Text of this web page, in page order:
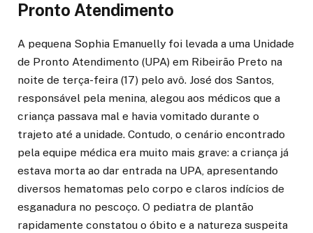
Pronto Atendimento
A pequena Sophia Emanuelly foi levada a uma Unidade
de Pronto Atendimento (UPA) em Ribeirão Preto na
noite de terça-feira (17) pelo avô. José dos Santos,
responsável pela menina, alegou aos médicos que a
criança passava mal e havia vomitado durante o
trajeto até a unidade. Contudo, o cenário encontrado
pela equipe médica era muito mais grave: a criança já
estava morta ao dar entrada na UPA, apresentando
diversos hematomas pelo corpo e claros indícios de
esganadura no pescoço. O pediatra de plantão
rapidamente constatou o óbito e a natureza suspeita